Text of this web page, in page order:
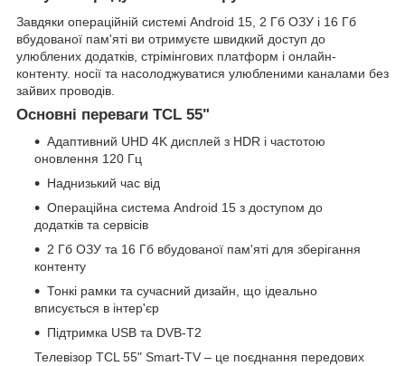
Завдяки операційній системі Android 15, 2 Гб ОЗУ і 16 Гб
вбудованої пам'яті ви отримуєте швидкий доступ до
улюблених додатків, стрімінгових платформ і онлайн-
контенту. носії та насолоджуватися улюбленими каналами без
зайвих проводів.
Основні переваги TCL 55"
Адаптивний UHD 4K дисплей з HDR і частотою
оновлення 120 Гц
Наднизький час від
Операційна система Android 15 з доступом до
додатків та сервісів
2 Гб ОЗУ та 16 Гб вбудованої пам'яті для зберігання
контенту
Тонкі рамки та сучасний дизайн, що ідеально
вписується в інтер'єр
Підтримка USB та DVB-T2
Телевізор TCL 55" Smart-TV – це поєднання передових